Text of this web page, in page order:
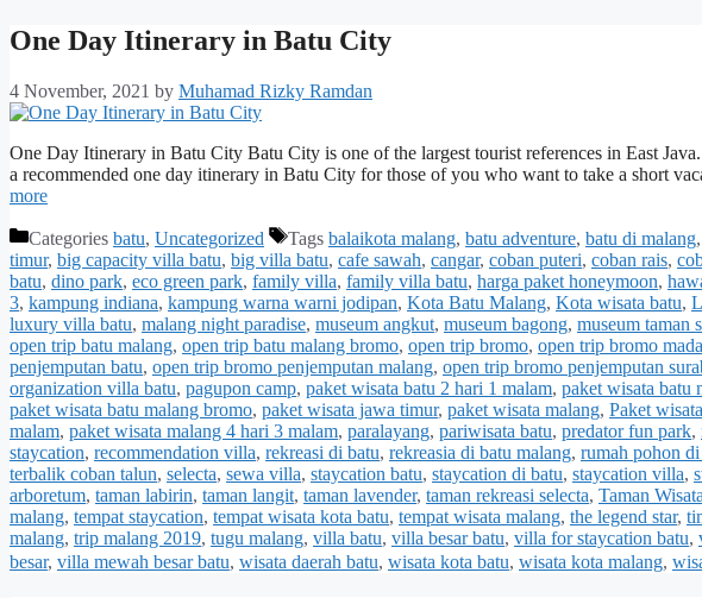
One Day Itinerary in Batu City
4 November, 2021 by Muhamad Rizky Ramdan
One Day Itinerary in Batu City Batu City is one of the largest tourist references in East
a recommended one day itinerary in Batu City for those of you who want to take a short
more
Categories batu, Uncategorized Tags balaikota malang, batu adventure, batu di malang,
timur, big capacity villa batu, big villa batu, cafe sawah, cangar, coban puteri, coban rais,
batu, dino park, eco green park, family villa, family villa batu, harga paket honeymoon,
3, kampung indiana, kampung warna warni jodipan, Kota Batu Malang, Kota wisata batu,
luxury villa batu, malang night paradise, museum angkut, museum bagong, museum taman
open trip batu malang, open trip batu malang bromo, open trip bromo, open trip bromo
penjemputan batu, open trip bromo penjemputan malang, open trip bromo penjemputan
organization villa batu, pagupon camp, paket wisata batu 2 hari 1 malam, paket wisata batu
paket wisata batu malang bromo, paket wisata jawa timur, paket wisata malang, Paket
malam, paket wisata malang 4 hari 3 malam, paralayang, pariwisata batu, predator fun park,
staycation, recommendation villa, rekreasi di batu, rekreasia di batu malang, rumah pohon di
terbalik coban talun, selecta, sewa villa, staycation batu, staycation di batu, staycation villa,
arboretum, taman labirin, taman langit, taman lavender, taman rekreasi selecta, Taman
malang, tempat staycation, tempat wisata kota batu, tempat wisata malang, the legend star,
malang, trip malang 2019, tugu malang, villa batu, villa besar batu, villa for staycation batu,
besar, villa mewah besar batu, wisata daerah batu, wisata kota batu, wisata kota malang,